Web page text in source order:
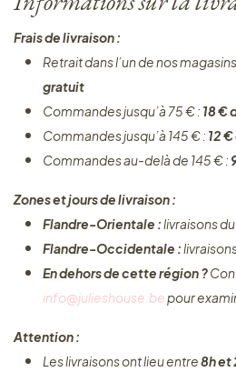
Frais de livraison :
Retrait dans l’un de nos
gratuit
Commandes jusqu’à 75 € : 18 €
Commandes jusqu’à 145 € : 12
Commandes au-delà de 145 € :
Zones et jours de livraison :
Flandre-Orientale :livraisons
Flandre-Occidentale :
En dehors de cette région ?
info@julieshouse.bepour
Attention :
Les livraisons ont lieu entre8h et